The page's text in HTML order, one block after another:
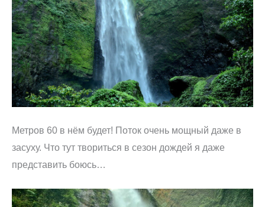
Метров 60 в нём будет! Поток очень мощный даже в
засуху. Что тут твориться в сезон дождей я даже
представить боюсь…